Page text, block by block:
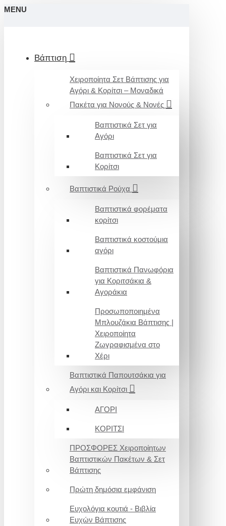
MENU
Βάπτιση
Χειροποίητα Σετ Βάπτισης για
Αγόρι & Κορίτσι – Μοναδικά
Πακέτα για Νονούς & Νονές
Βαπτιστικά Σετ για
Αγόρι
Βαπτιστικά Σετ για
Κορίτσι
Βαπτιστικά Ρούχα
Βαπτιστικά φορέματα
κορίτσι
Βαπτιστικά κοστούμια
αγόρι
Βαπτιστικά Πανωφόρια
για Κοριτσάκια &
Αγοράκια
Προσωποποιημένα
Μπλουζάκια Βάπτισης |
Χειροποίητα
Ζωγραφισμένα στο
Χέρι
Βαπτιστικά Παπουτσάκια για
Αγόρι και Κορίτσι
ΑΓΟΡΙ
ΚΟΡΙΤΣΙ
ΠΡΟΣΦΟΡΕΣ Χειροποίητων
Βαπτιστικών Πακέτων & Σετ
Βάπτισης
Πρώτη δημόσια εμφάνιση
Ευχολόγια κουτιά - Βιβλία
Ευχών Βάπτισης